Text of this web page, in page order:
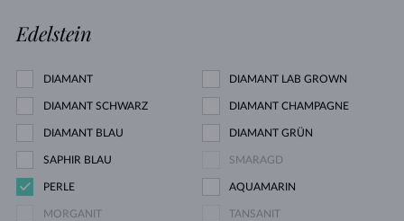
Edelstein
DIAMANT DIAMANT LAB GROWN
DIAMANT SCHWARZ DIAMANT CHAMPAGNE
DIAMANT BLAU DIAMANT GRÜN
SAPHIR BLAU SMARAGD
PERLE AQUAMARIN
MORGANIT TANSANIT